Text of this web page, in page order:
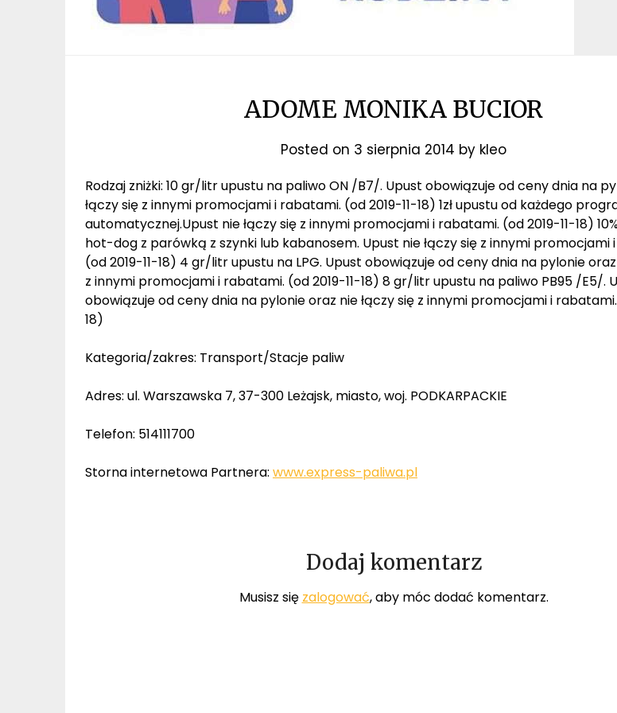
ADOME MONIKA BUCIOR
Posted on 3 sierpnia 2014 by kleo
Rodzaj zniżki: 10 gr/litr upustu na paliwo ON /B7/. Upust obowiązuje od ceny dnia na
łączy się z innymi promocjami i rabatami. (od 2019-11-18) 1zł upustu od każdego
automatycznej.Upust nie łączy się z innymi promocjami i rabatami. (od 2019-11-18)
hot-dog z parówką z szynki lub kabanosem. Upust nie łączy się z innymi promocjami
(od 2019-11-18) 4 gr/litr upustu na LPG. Upust obowiązuje od ceny dnia na pylonie
z innymi promocjami i rabatami. (od 2019-11-18) 8 gr/litr upustu na paliwo PB95 /E5/.
obowiązuje od ceny dnia na pylonie oraz nie łączy się z innymi promocjami i rabatami.
18)
Kategoria/zakres: Transport/Stacje paliw
Adres: ul. Warszawska 7, 37-300 Leżajsk, miasto, woj. PODKARPACKIE
Telefon: 514111700
Storna internetowa Partnera: www.express-paliwa.pl
Dodaj komentarz
Musisz się zalogować, aby móc dodać komentarz.